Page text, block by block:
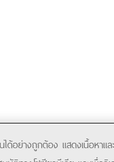
นได้อย่างถูกต้อง แสดงเนื้อหา